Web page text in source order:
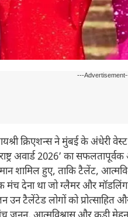
---
क्रिएशन्स ने मुंबई के अंधेरी
अवार्ड 2026’ का
शामिल हुए, ताकि टैलेंट,
मंच देना था जो ग्लैमर और
उन टैलेंटेड लोगों को